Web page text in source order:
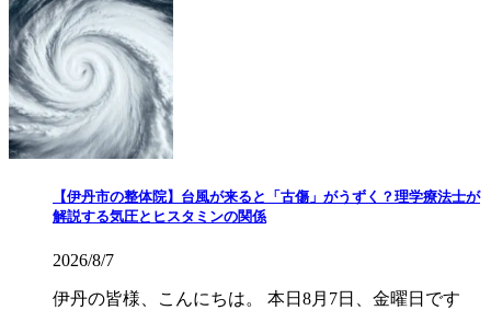
【伊丹市の整体院】台風が来ると「古傷」がうずく？理学療法士が
解説する気圧とヒスタミンの関係
2026/8/7
伊丹の皆様、こんにちは。 本日8月7日、金曜日です